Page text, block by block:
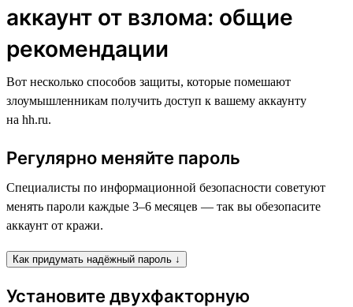
аккаунт от взлома: общие
рекомендации
Вот несколько способов защиты, которые помешают
злоумышленникам получить доступ к вашему аккаунту
на hh.ru.
Регулярно меняйте пароль
Специалисты по информационной безопасности советуют
менять пароли каждые 3–6 месяцев — так вы обезопасите
аккаунт от кражи.
Как придумать надёжный пароль ↓
Установите двухфакторную